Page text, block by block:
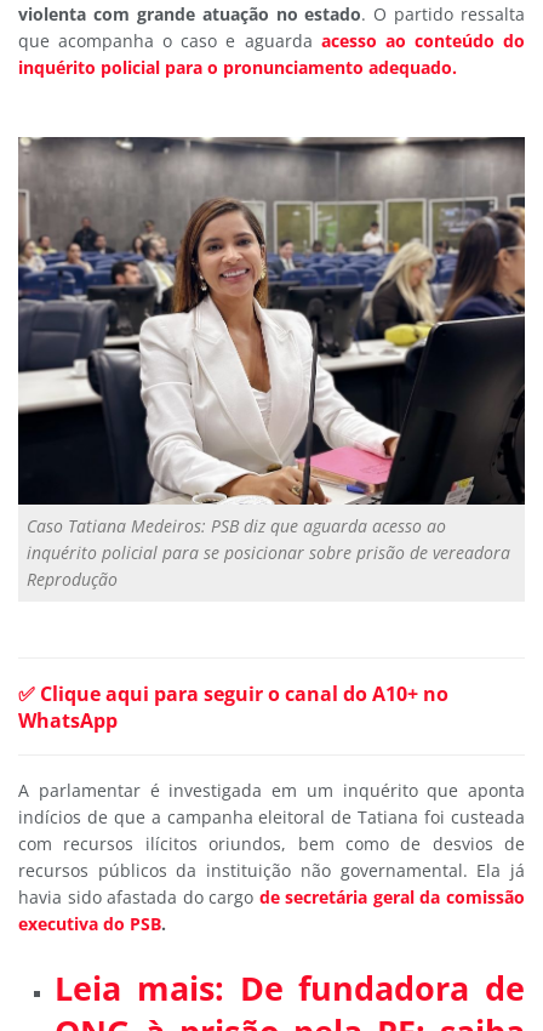
violenta com grande atuação no estado. O partido ressalta
que acompanha o caso e aguarda acesso ao conteúdo do
inquérito policial para o pronunciamento adequado.
Caso Tatiana Medeiros: PSB diz que aguarda acesso ao
inquérito policial para se posicionar sobre prisão de vereadora
Reprodução
✅ Clique aqui para seguir o canal do A10+ no
WhatsApp
A parlamentar é investigada em um inquérito que aponta
indícios de que a campanha eleitoral de Tatiana foi custeada
com recursos ilícitos oriundos, bem como de desvios de
recursos públicos da instituição não governamental. Ela já
havia sido afastada do cargo de secretária geral da comissão
executiva do PSB.
Leia mais: De fundadora de